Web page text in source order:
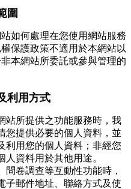
圍
如何處理在您使用網站服務
保護政策不適用於本網站以
本網站所委託或參與管理的
利用方式
站所提供之功能服務時，我
您提供必要的個人資料，並
利用您的個人資料；非經您
資料用於其他用途。
卷調查等互動性功能時，
子郵件地址、聯絡方式及使